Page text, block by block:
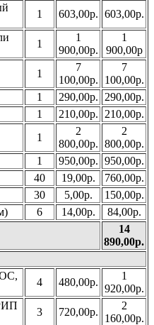
1 603,00р. 603,00р.
1
1
900,00р.
1
900,00р
1
7
100,00р.
7
100,00р.
1 290,00р.
290,00р.
1 210,00р.
210,00р.
1
2
800,00р.
2
800,00р.
1 950,00р. 950,00р.
40 19,00р.
760,00р.
30 5,00р.
150,00р.
6 14,00р.
84,00р.
14
890,00р.
4 480,00р.
1
920,00р.
3 720,00р.
2
160,00р.